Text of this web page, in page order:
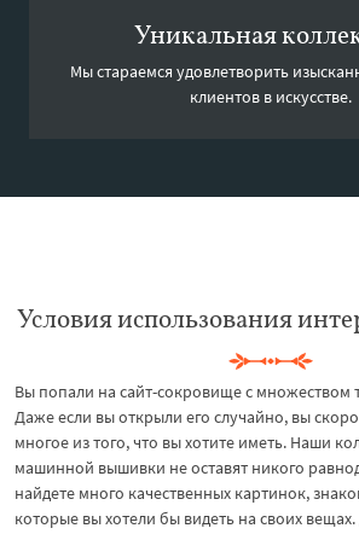
Уникальная
Мы стараемся удовлетворить
клиентов в искусстве.
Условия использования
Вы попали на сайт-сокровище с множеством
Даже если вы открыли его случайно, вы
многое из того, что вы хотите иметь. Наши
машинной вышивки не оставят никого
найдете много качественных картинок,
которые вы хотели бы видеть на своих